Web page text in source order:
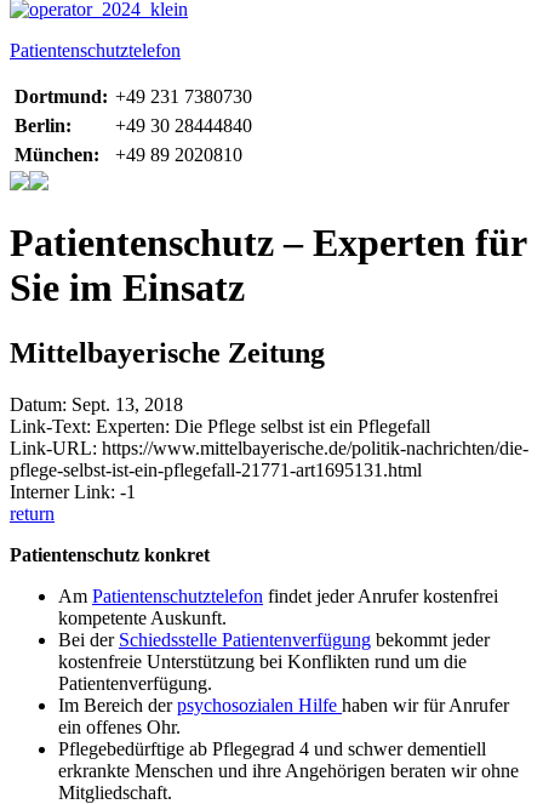
Patientenschutztelefon
Dortmund: +49 231 7380730
Berlin:
+49 30 28444840
München:
+49 89 2020810
Patientenschutz – Experten für
Sie im Einsatz
Mittelbayerische Zeitung
Datum: Sept. 13, 2018
Link-Text: Experten: Die Pflege selbst ist ein Pflegefall
Link-URL: https://www.mittelbayerische.de/politik-nachrichten/die-
pflege-selbst-ist-ein-pflegefall-21771-art1695131.html
Interner Link: -1
return
Patientenschutz konkret
Am Patientenschutztelefon findet jeder Anrufer kostenfrei
kompetente Auskunft.
Bei der Schiedsstelle Patientenverfügung bekommt jeder
kostenfreie Unterstützung bei Konflikten rund um die
Patientenverfügung.
Im Bereich derpsychosozialen Hilfe haben wir für Anrufer
ein offenes Ohr.
Pflegebedürftige ab Pflegegrad 4 und schwer dementiell
erkrankte Menschen und ihre Angehörigen beraten wir ohne
Mitgliedschaft.